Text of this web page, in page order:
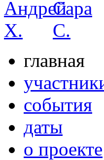
главная
события
даты
о проекте